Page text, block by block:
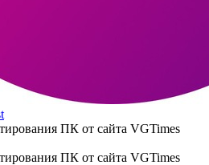
ПК от сайта VGTimes
ПК от сайта VGTimes